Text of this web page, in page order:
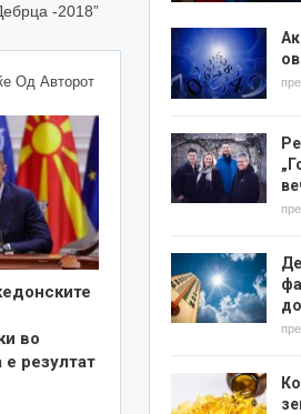
-2018”
Од Авторот
во
е резултат